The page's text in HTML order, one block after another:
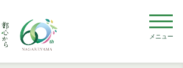
メニュー